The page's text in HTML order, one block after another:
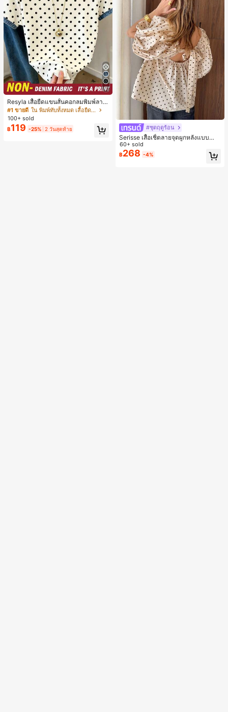
8
Resyla เสื้อยืดแขนสั้นคอกลมพิมพ์ลาย
จุดลำลองสำหรับผู้หญิง, ฤดูร้อน
#1 ขายดี
ใน พิมพ์ทับทั้งหมด เสื้อยืดผู้หญิง
100+ sold
฿119 -25% 2 วันสุดท้าย #ชุดฤดูร้อน
Serisse เสื้อเชิ้ตลายจุดผูกหลังแบบลำล
องสำหรับฤดูร้อน
60+ sold
฿268 -4%